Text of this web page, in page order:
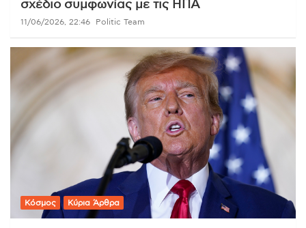
σχέδιο συμφωνίας με τις ΗΠΑ
11/06/2026, 22:46 Politic Team
Κόσμος Κύρια Άρθρα